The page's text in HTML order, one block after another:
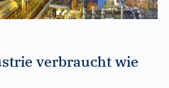
verbraucht wie